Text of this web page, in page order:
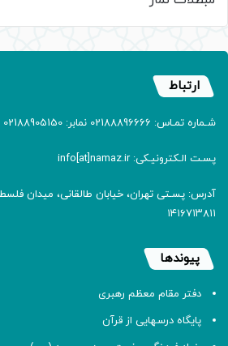
ارتباط
شـماره تمـاس: 02188896666 نمابر: 02188905150
پسـت الـکترونیـکی: info[at]namaz.ir
۱۴۱۶۷۱۳۸۱۱
پیوندها
دفتر مقام معظم رهبری
پایگاه درسهایی از قرآن